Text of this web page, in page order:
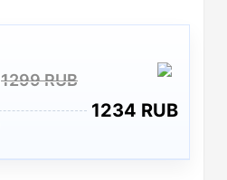
1299 RUB
1234 RUB